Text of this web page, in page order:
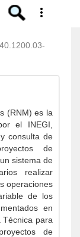
(RNM) es la
el INEGI,
consulta de
de
sistema de
realizar
operaciones
de los
en
Técnica para
de